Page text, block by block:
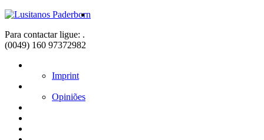
Para contactar ligue: .
(0049) 160 97372982
Imprint
Opiniões